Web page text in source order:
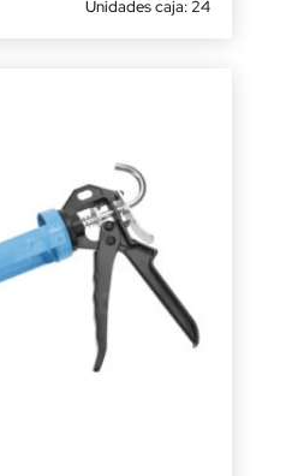
Unidades caja: 24